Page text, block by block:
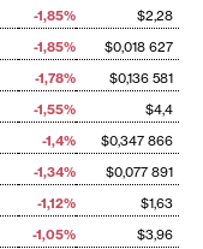
-1,85%
$2,28
-1,85%
$0,018 627
-1,78%
$0,136 581
-1,55%
$4,4
-1,4%
$0,347 866
-1,34%
$0,077 891
-1,12%
$1,63
-1,05% $3,96